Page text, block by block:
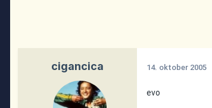
cigancica 14. oktober 2005
evo